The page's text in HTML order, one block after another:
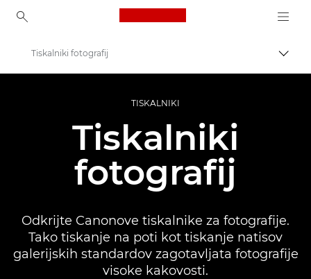
Canon Logo, back to
Tiskalniki fotografij
TISKALNIKI
Tiskalniki
fotografij
Odkrijte Canonove tiskalnike za fotografije.
Tako tiskanje na poti kot tiskanje natisov
galerijskih standardov zagotavljata fotografije
visoke kakovosti.